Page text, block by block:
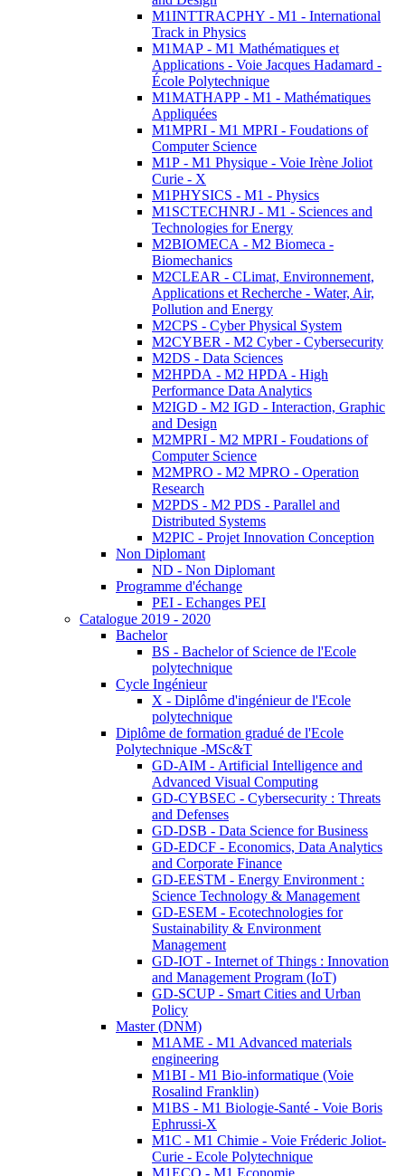
M1INTTRACPHY - M1 - International
Track in Physics
M1MAP - M1 Mathématiques et
Applications - Voie Jacques Hadamard -
École Polytechnique
M1MATHAPP - M1 - Mathématiques
Appliquées
M1MPRI - M1 MPRI - Foudations of
Computer Science
M1P - M1 Physique - Voie Irène Joliot
Curie - X
M1PHYSICS - M1 - Physics
M1SCTECHNRJ - M1 - Sciences and
Technologies for Energy
M2BIOMECA - M2 Biomeca -
Biomechanics
M2CLEAR - CLimat, Environnement,
Applications et Recherche - Water, Air,
Pollution and Energy
M2CPS - Cyber Physical System
M2CYBER - M2 Cyber - Cybersecurity
M2DS - Data Sciences
M2HPDA - M2 HPDA - High
Performance Data Analytics
M2IGD - M2 IGD - Interaction, Graphic
and Design
M2MPRI - M2 MPRI - Foudations of
Computer Science
M2MPRO - M2 MPRO - Operation
Research
M2PDS - M2 PDS - Parallel and
Distributed Systems
M2PIC - Projet Innovation Conception
Non Diplomant
ND - Non Diplomant
Programme d'échange
PEI - Echanges PEI
Catalogue 2019 - 2020
Bachelor
BS - Bachelor of Science de l'Ecole
polytechnique
Cycle Ingénieur
X - Diplôme d'ingénieur de l'Ecole
polytechnique
Diplôme de formation gradué de l'Ecole
Polytechnique -MSc&T
GD-AIM - Artificial Intelligence and
Advanced Visual Computing
GD-CYBSEC - Cybersecurity : Threats
and Defenses
GD-DSB - Data Science for Business
GD-EDCF - Economics, Data Analytics
and Corporate Finance
GD-EESTM - Energy Environment :
Science Technology & Management
GD-ESEM - Ecotechnologies for
Sustainability & Environment
Management
GD-IOT - Internet of Things : Innovation
and Management Program (IoT)
GD-SCUP - Smart Cities and Urban
Policy
Master (DNM)
M1AME - M1 Advanced materials
engineering
M1BI - M1 Bio-informatique (Voie
Rosalind Franklin)
M1BS - M1 Biologie-Santé - Voie Boris
Ephrussi-X
M1C - M1 Chimie - Voie Fréderic Joliot-
Curie - Ecole Polytechnique
M1ECO - M1 Economie